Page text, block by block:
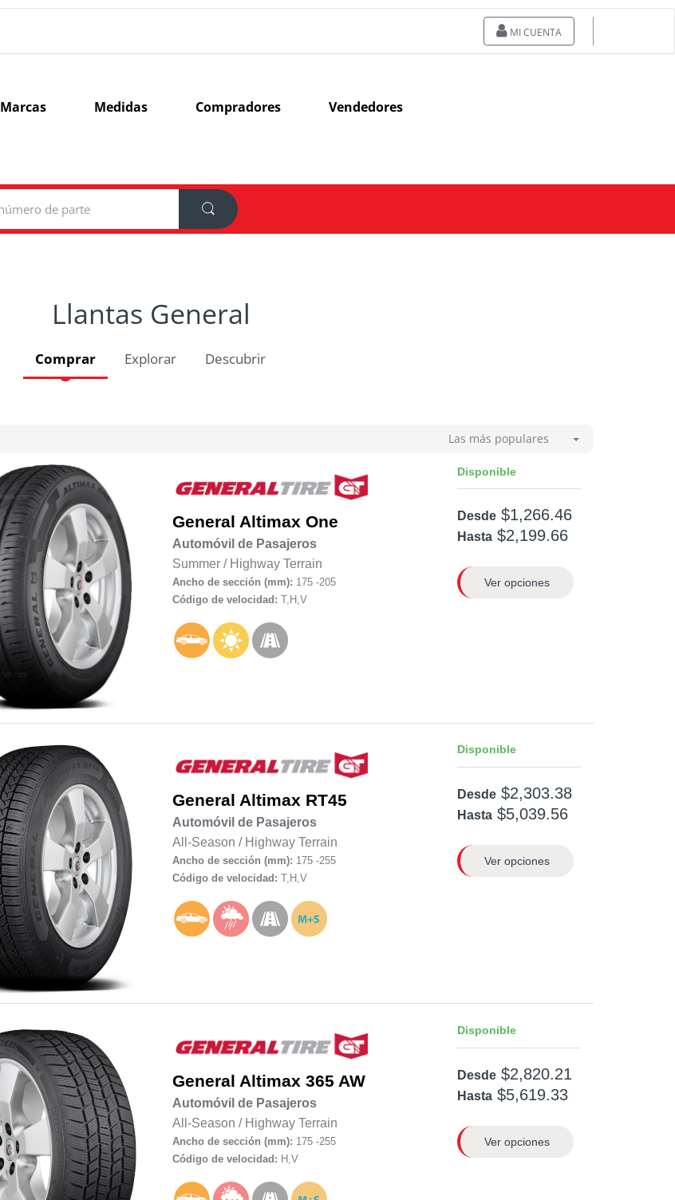
MI CUENTA
Marcas Medidas Compradores Vendedores
Llantas General
Comprar Explorar Descubrir
Las más populares
General Altimax One
Automóvil de Pasajeros
Summer/ Highway Terrain
Ancho de sección (mm): 175 -205
Código de velocidad: T,H,V
Disponible
Desde $1,266.46
Hasta $2,199.66
Ver opciones
General Altimax RT45
Automóvil de Pasajeros
All-Season / Highway Terrain
Ancho de sección (mm): 175 -255
Código de velocidad: T,H,V
Disponible
Desde $2,303.38
Hasta $5,039.56
Ver opciones
General Altimax 365 AW
Automóvil de Pasajeros
All-Season / Highway Terrain
Ancho de sección (mm): 175 -255
Código de velocidad: H,V
Disponible
Desde $2,820.21
Hasta $5,619.33
Ver opciones